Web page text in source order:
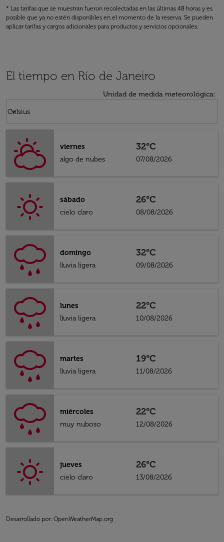
* Las tarifas que se muestran fueron recolectadas en las últimas 48 horas y es
posible que ya no estén disponibles en el momento de la reserva. Se pueden
aplicar tarifas y cargos adicionales para productos y servicios opcionales.
El tiempo en Río de Janeiro
Unidad de medida meteorológica:
Celsius
keyboard_arrow_down
viernes
algo de nubes
32°C
07/08/2026
sábado
cielo claro
26°C
08/08/2026
domingo
lluvia ligera
32°C
09/08/2026
lunes
lluvia ligera
22°C
10/08/2026
martes
lluvia ligera
19°C
11/08/2026
miércoles
muy nuboso
22°C
12/08/2026
jueves
cielo claro
26°C
13/08/2026
Desarrollado por: OpenWeatherMap.org